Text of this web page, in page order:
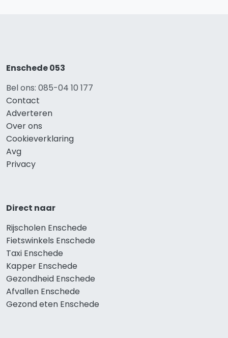
Enschede 053
Bel ons: 085-04 10 177
Contact
Adverteren
Over ons
Cookieverklaring
Avg
Privacy
Direct naar
Rijscholen Enschede
Fietswinkels Enschede
Taxi Enschede
Kapper Enschede
Gezondheid Enschede
Afvallen Enschede
Gezond eten Enschede